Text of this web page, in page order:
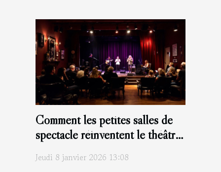
Comment les petites salles de
spectacle réinventent le théâtre
Jeudi 8 janvier 2026 13:08